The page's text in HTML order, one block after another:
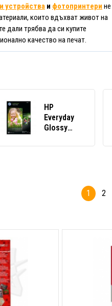
устройства и фотопринтери не
които вдъхват живот на
дали трябва да си купите
качество на печат.
HP
Everyday
Glossy
Paper
гланциран,
мастиленоструен,
1
2